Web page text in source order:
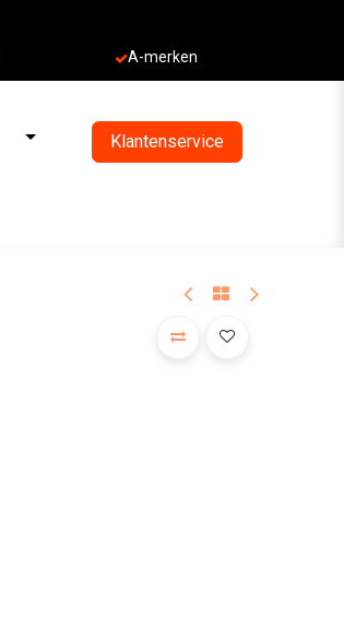
A-merken
Klantenservice